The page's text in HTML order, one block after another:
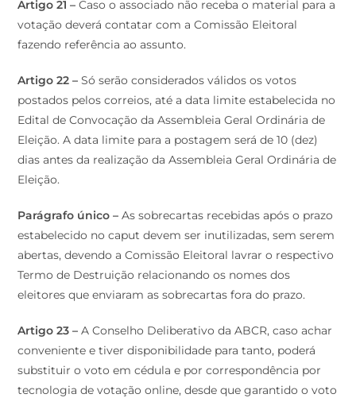
Artigo 21 – Caso o associado não receba o material para a
votação deverá contatar com a Comissão Eleitoral
fazendo referência ao assunto.
Artigo 22 – Só serão considerados válidos os votos
postados pelos correios, até a data limite estabelecida no
Edital de Convocação da Assembleia Geral Ordinária de
Eleição. A data limite para a postagem será de 10 (dez)
dias antes da realização da Assembleia Geral Ordinária de
Eleição.
Parágrafo único – As sobrecartas recebidas após o prazo
estabelecido no caput devem ser inutilizadas, sem serem
abertas, devendo a Comissão Eleitoral lavrar o respectivo
Termo de Destruição relacionando os nomes dos
eleitores que enviaram as sobrecartas fora do prazo.
Artigo 23 – A Conselho Deliberativo da ABCR, caso achar
conveniente e tiver disponibilidade para tanto, poderá
substituir o voto em cédula e por correspondência por
tecnologia de votação online, desde que garantido o voto